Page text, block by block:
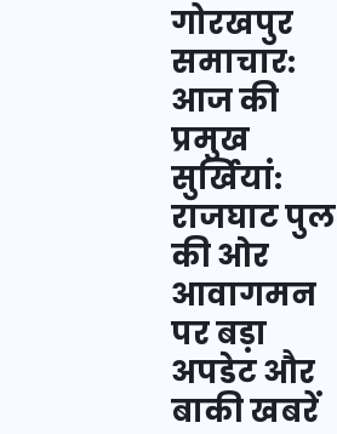
गोरखपुर
समाचार:
आज की
प्रमुख
सुर्खियां:
राजघाट पुल
की ओर
आवागमन
पर बड़ा
अपडेट और
बाकी खबरें